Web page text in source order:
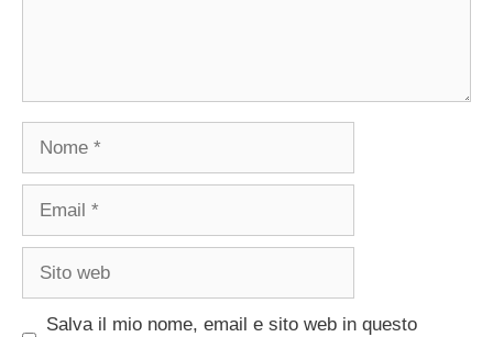
Nome
Email
Sito
Salva il mio nome, email e sito web in questo